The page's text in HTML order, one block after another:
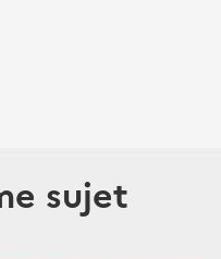
sujet